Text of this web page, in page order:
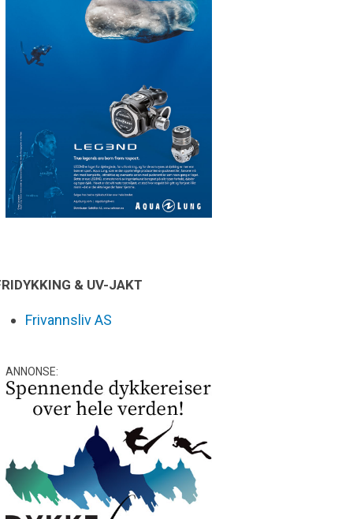
& UV-JAKT
Frivannsliv AS
ANNONSE: